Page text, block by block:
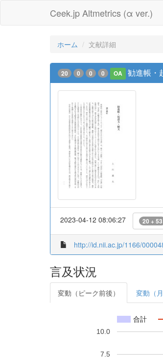
Ceek.jp Altmetrics (α ver.)
ホーム 文献詳細
20 0 0 0 OA 勧進帳・
2023-04-12 08:06:27 20 + 53
http://id.nii.ac.jp/1166/
言及状況
変動（ピーク前後） 変動（月
合計
7.5
10.0